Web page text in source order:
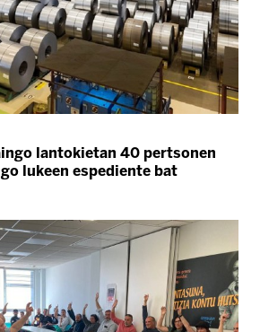
lantokietan 40 pertsonen
lukeen espediente bat